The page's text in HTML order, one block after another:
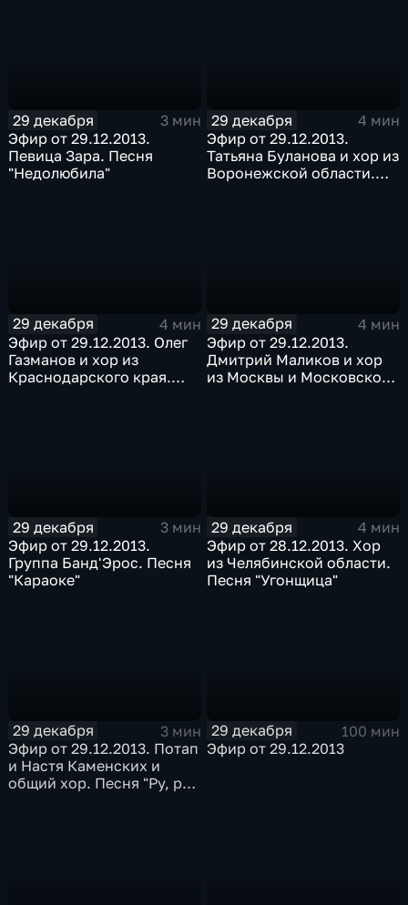
29 декабря
3 мин
Эфир от 29.12.2013.
Певица Зара. Песня
"Недолюбила"
29 декабря
4 мин
Эфир от 29.12.2013.
Татьяна Буланова и хор из
Воронежской области.
29 декабря
4 мин
Эфир от 29.12.2013. Олег
Газманов и хор из
Краснодарского края.
29 декабря
4 мин
Эфир от 29.12.2013.
Дмитрий Маликов и хор
из Москвы и Московской
29 декабря
3 мин
Эфир от 29.12.2013.
Группа Банд'Эрос. Песня
"Караоке"
29 декабря
4 мин
Эфир от 28.12.2013. Хор
из Челябинской области.
Песня "Угонщица"
29 декабря
3 мин
Эфир от 29.12.2013. Потап
и Настя Каменских и
общий хор. Песня "Ру, ру,
29 декабря
100 мин
Эфир от 29.12.2013